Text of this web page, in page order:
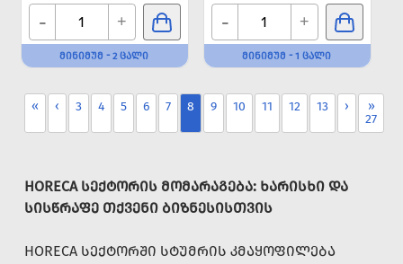
- +
ᲛᲘᲜᲘᲛᲣᲛ - 2 ᲪᲐᲚᲘ
- +
ᲛᲘᲜᲘᲛᲣᲛ - 1 ᲪᲐᲚᲘ
« ‹ 3 4 5 6 7 8 9 10 11 12 13 ›
»
27
HORECA ᲡᲔᲥᲢᲝᲠᲘᲡ ᲛᲝᲛᲐᲠᲐᲒᲔᲑᲐ: ᲮᲐᲠᲘᲡᲮᲘ ᲓᲐ
ᲡᲘᲡᲬᲠᲐᲤᲔ ᲗᲥᲕᲔᲜᲘ ᲑᲘᲖᲜᲔᲡᲘᲡᲗᲕᲘᲡ
HORECA ᲡᲔᲥᲢᲝᲠᲨᲘ ᲡᲢᲣᲛᲠᲘᲡ ᲙᲛᲐᲧᲝᲤᲘᲚᲔᲑᲐ